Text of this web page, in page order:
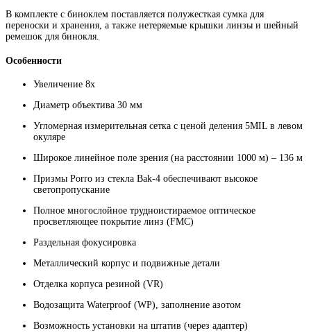
В комплекте с биноклем поставляется полужесткая сумка для
переноски и хранения, а также нетеряемые крышки линзы и шейный
ремешок для бинокля.
Особенности
Увеличение 8х
Диаметр объектива 30 мм
Угломерная измерительная сетка с ценой деления 5MIL в левом
окуляре
Широкое линейное поле зрения (на расстоянии 1000 м) – 136 м
Призмы Porro из стекла Bak-4 обеспечивают высокое
светопропускание
Полное многослойное трудноистираемое оптическое
просветляющее покрытие линз (FMC)
Раздельная фокусировка
Металлический корпус и подвижные детали
Отделка корпуса резиной (VR)
Водозащита Waterproof (WP), заполнение азотом
Возможность установки на штатив (через адаптер)